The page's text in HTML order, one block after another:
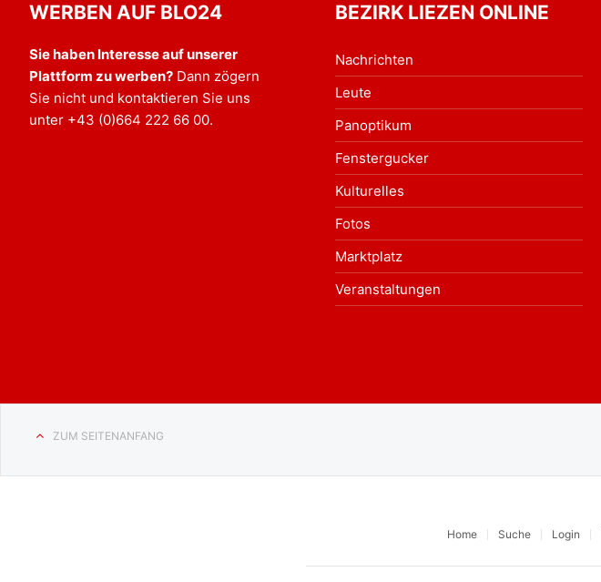
WERBEN AUF BLO24
Sie haben Interesse auf unserer
Plattform zu werben? Dann zögern
Sie nicht und kontaktieren Sie uns
unter +43 (0)664 222 66 00.
BEZIRK LIEZEN ONLINE
Nachrichten
Leute
Panoptikum
Fenstergucker
Kulturelles
Fotos
Marktplatz
Veranstaltungen
ZUM SEITENANFANG
Home Suche Login